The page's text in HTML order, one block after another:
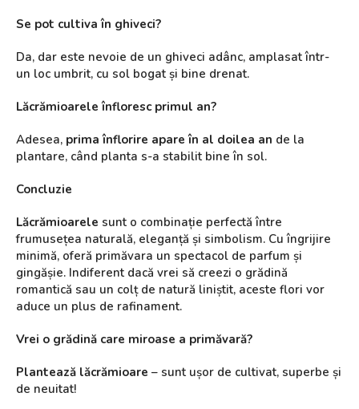
Se pot cultiva în ghiveci?
Da, dar este nevoie de un ghiveci adânc, amplasat într-
un loc umbrit, cu sol bogat și bine drenat.
Lăcrămioarele înfloresc primul an?
Adesea, prima înflorire apare în al doilea an de la
plantare, când planta s-a stabilit bine în sol.
Concluzie
Lăcrămioarele sunt o combinație perfectă între
frumusețea naturală, eleganță și simbolism. Cu îngrijire
minimă, oferă primăvara un spectacol de parfum și
gingășie. Indiferent dacă vrei să creezi o grădină
romantică sau un colț de natură liniștit, aceste flori vor
aduce un plus de rafinament.
Vrei o grădină care miroase a primăvară?
Plantează lăcrămioare – sunt ușor de cultivat, superbe și
de neuitat!